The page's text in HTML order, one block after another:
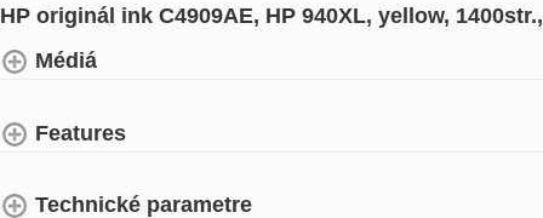
HP originál ink C4909AE, HP 940XL, yellow,
Médiá
Features
Technické parametre